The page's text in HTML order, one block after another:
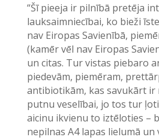
“Šī pieeja ir pilnībā pretēja
lauksaimniecībai, ko bieži
nav Eiropas Savienībā,
(kamēr vēl nav Eiropas
un citas. Tur vistas piebaro
piedevām, piemēram,
antibiotikām, kas savukārt ir
putnu veselībai, jo tos tur
aicinu ikvienu to iztēloties –
nepilnas A4 lapas lielumā un